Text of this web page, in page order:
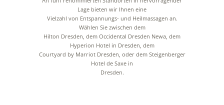
Lage bieten wir Ihnen eine
Vielzahl von Entspannungs- und Heilmassagen an.
Wählen Sie zwischen dem
Hilton Dresden, dem Occidental Dresden Newa, dem
Hyperion Hotel in Dresden, dem
Courtyard by Marriot Dresden, oder dem Steigenberger
Hotel de Saxe in
Dresden.